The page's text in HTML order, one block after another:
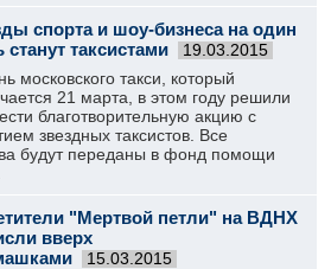
спорта и шоу-бизнеса на один
станут таксистами
19.03.2015
московского такси, который
21 марта, в этом году решили
благотворительную акцию с
звездных таксистов. Все
будут переданы в фонд помощи
"Мертвой петли" на ВДНХ
вверх
15.03.2015